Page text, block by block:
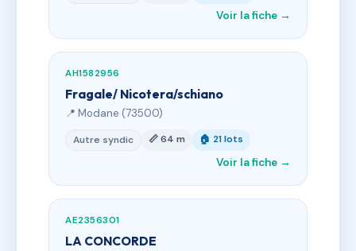
Voir la fiche →
AH1582956
Fragale/ Nicotera/schiano
📍 Modane (73500)
Autre syndic 📏 64 m 🏠 21 lots
Voir la fiche →
AE2356301
LA CONCORDE